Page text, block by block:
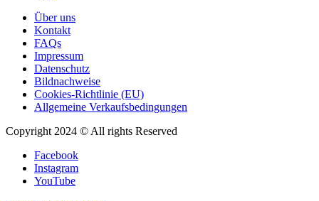
Über uns
Kontakt
FAQs
Impressum
Datenschutz
Bildnachweise
Cookies-Richtlinie (EU)
Allgemeine Verkaufsbedingungen
Copyright 2024 © All rights Reserved
Facebook
Instagram
YouTube